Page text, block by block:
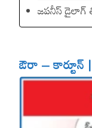
జపనీస్ డైలాగ్
ఔరా – కార్టూన్